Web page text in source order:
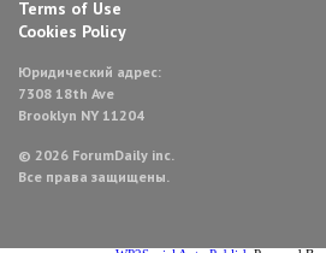
Terms of Use
Cookies Policy
Юридический адрес:
7308 18th Ave
Brooklyn NY 11204
© 2026 ForumDaily inc.
Все права защищены.